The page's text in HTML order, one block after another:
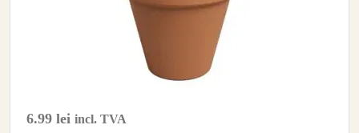
6.99 lei incl. TVA